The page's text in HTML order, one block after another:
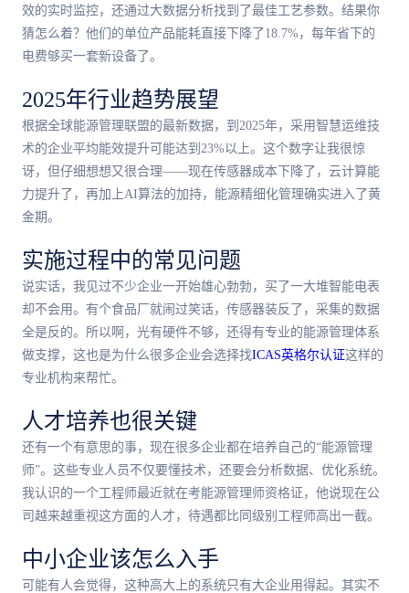
效的实时监控，还通过大数据分析找到了最佳工艺参数。结果你
猜怎么着？他们的单位产品能耗直接下降了18.7%，每年省下的
电费够买一套新设备了。
2025年行业趋势展望
根据全球能源管理联盟的最新数据，到2025年，采用智慧运维技
术的企业平均能效提升可能达到23%以上。这个数字让我很惊
讶，但仔细想想又很合理——现在传感器成本下降了，云计算能
力提升了，再加上AI算法的加持，能源精细化管理确实进入了黄
金期。
实施过程中的常见问题
说实话，我见过不少企业一开始雄心勃勃，买了一大堆智能电表
却不会用。有个食品厂就闹过笑话，传感器装反了，采集的数据
全是反的。所以啊，光有硬件不够，还得有专业的能源管理体系
做支撑，这也是为什么很多企业会选择找ICAS英格尔认证这样的
专业机构来帮忙。
人才培养也很关键
还有一个有意思的事，现在很多企业都在培养自己的“能源管理
师”。这些专业人员不仅要懂技术，还要会分析数据、优化系统。
我认识的一个工程师最近就在考能源管理师资格证，他说现在公
司越来越重视这方面的人才，待遇都比同级别工程师高出一截。
中小企业该怎么入手
可能有人会觉得，这种高大上的系统只有大企业用得起。其实不